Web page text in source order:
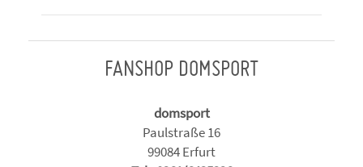
FANSHOP DOMSPORT
domsport
Paulstraße 16
99084 Erfurt